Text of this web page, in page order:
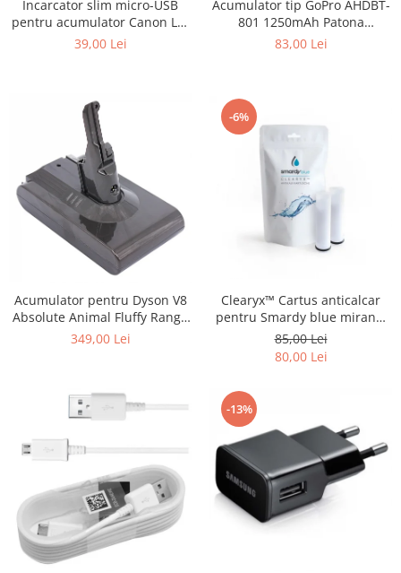
Incarcator slim micro-USB
pentru acumulator Canon LP-
E10 Patona
39,00 Lei
Acumulator tip GoPro AHDBT-
801 1250mAh Patona
Platinum
83,00 Lei
Acumulator pentru Dyson V8
Absolute Animal Fluffy Range
SV10 4000mAh Patona
349,00 Lei
-6%
Clearyx™ Cartus anticalcar
pentru Smardy blue miran™
xiva ™ noura™ zagora ™
85,00 Lei
80,00 Lei
-13%